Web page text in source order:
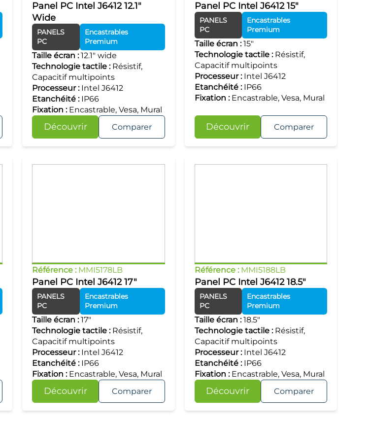
Panel PC Intel J6412 12.1"
Wide
PANELS
PC
Encastrables
Premium
Taille écran :12.1" wide
Technologie tactile : Résistif,
Capacitif multipoints
Processeur : Intel J6412
Etanchéité : IP66
Fixation : Encastrable, Vesa, Mural
Découvrir Comparer
Panel PC Intel J6412 15"
PANELS
PC
Encastrables
Premium
Taille écran :15"
Technologie tactile : Résistif,
Capacitif multipoints
Processeur : Intel J6412
Etanchéité : IP66
Fixation : Encastrable, Vesa, Mural
Découvrir Comparer
Référence : MMI5178LB
Panel PC Intel J6412 17"
PANELS
PC
Encastrables
Premium
Taille écran :17"
Technologie tactile : Résistif,
Capacitif multipoints
Processeur : Intel J6412
Etanchéité : IP66
Fixation : Encastrable, Vesa, Mural
Découvrir Comparer
Référence :MMI5188LB
Panel PC Intel J6412 18.5"
PANELS
PC
Encastrables
Premium
Taille écran :18.5"
Technologie tactile : Résistif,
Capacitif multipoints
Processeur : Intel J6412
Etanchéité : IP66
Fixation : Encastrable, Vesa, Mural
Découvrir Comparer